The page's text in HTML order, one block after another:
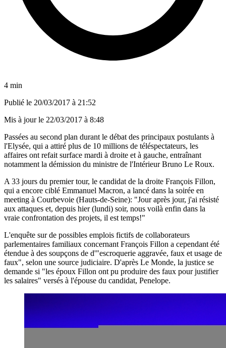
4 min
Publié le 20/03/2017 à 21:52
Mis à jour le 22/03/2017 à 8:48
Passées au second plan durant le débat des principaux postulants à
l'Elysée, qui a attiré plus de 10 millions de téléspectateurs, les
affaires ont refait surface mardi à droite et à gauche, entraînant
notamment la démission du ministre de l'Intérieur Bruno Le Roux.
A 33 jours du premier tour, le candidat de la droite François Fillon,
qui a encore ciblé Emmanuel Macron, a lancé dans la soirée en
meeting à Courbevoie (Hauts-de-Seine): "Jour après jour, j'ai résisté
aux attaques et, depuis hier (lundi) soir, nous voilà enfin dans la
vraie confrontation des projets, il est temps!"
L'enquête sur de possibles emplois fictifs de collaborateurs
parlementaires familiaux concernant François Fillon a cependant été
étendue à des soupçons de d'"escroquerie aggravée, faux et usage de
faux", selon une source judiciaire. D'après Le Monde, la justice se
demande si "les époux Fillon ont pu produire des faux pour justifier
les salaires" versés à l'épouse du candidat, Penelope.